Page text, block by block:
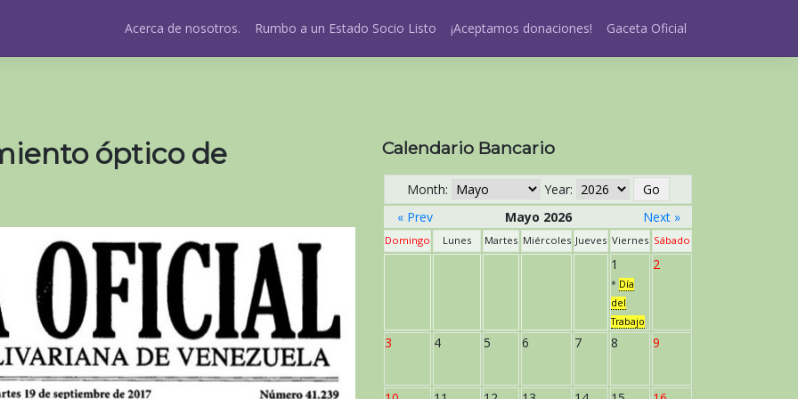
Acerca de nosotros. Rumbo a un Estado Socio Listo ¡Aceptamos donaciones! Gaceta Oficial
óptico de
Calendario Bancario
Month:
Year:
« Prev
Mayo 2026 Next »
Domingo Lunes Martes Miércoles Jueves Viernes Sábado
1
* Día
del
Trabajo
2
3 4 5 6 7 8 9